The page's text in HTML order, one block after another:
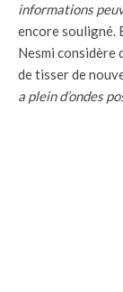
informations
encore souligné.
Nesmi considère
de tisser de
a plein d’ondes